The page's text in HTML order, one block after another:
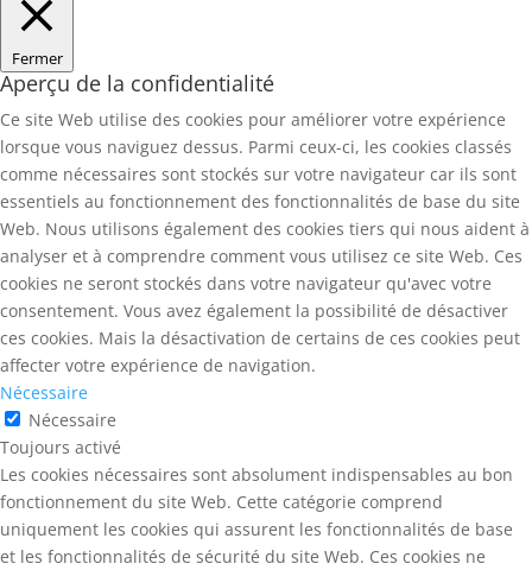
Fermer
Aperçu de la confidentialité
Ce site Web utilise des cookies pour améliorer votre expérience
lorsque vous naviguez dessus. Parmi ceux-ci, les cookies classés
comme nécessaires sont stockés sur votre navigateur car ils sont
essentiels au fonctionnement des fonctionnalités de base du site
Web. Nous utilisons également des cookies tiers qui nous aident à
analyser et à comprendre comment vous utilisez ce site Web. Ces
cookies ne seront stockés dans votre navigateur qu'avec votre
consentement. Vous avez également la possibilité de désactiver
ces cookies. Mais la désactivation de certains de ces cookies peut
affecter votre expérience de navigation.
Nécessaire
Nécessaire
Toujours activé
Les cookies nécessaires sont absolument indispensables au bon
fonctionnement du site Web. Cette catégorie comprend
uniquement les cookies qui assurent les fonctionnalités de base
et les fonctionnalités de sécurité du site Web. Ces cookies ne